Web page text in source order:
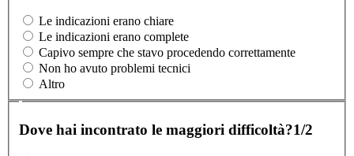
Le indicazioni erano chiare
Le indicazioni erano complete
Capivo sempre che stavo procedendo correttamente
Non ho avuto problemi tecnici
Altro
Dove hai incontrato le maggiori difficoltà?1/2